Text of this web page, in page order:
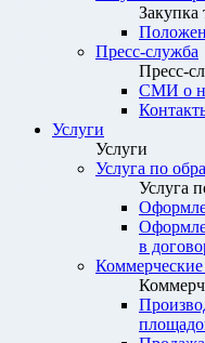
Закупка
Пресс-служба
Пресс-
СМИ о
Услуги
Услуги
Услуга по
Услуга
в
Коммерческие